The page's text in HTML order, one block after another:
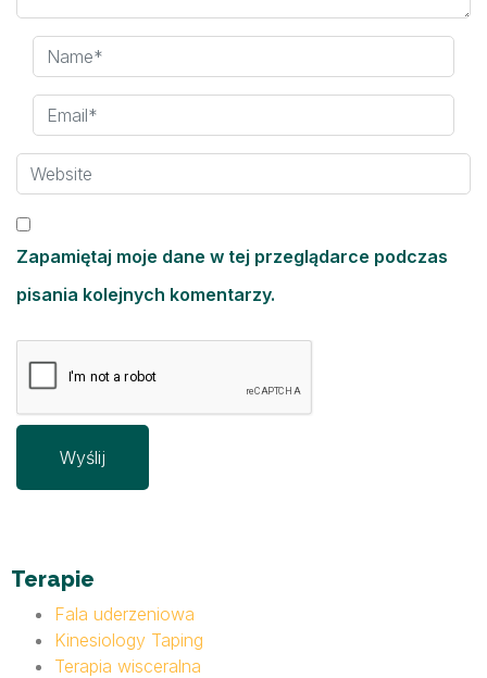
Zapamiętaj moje dane w tej przeglądarce podczas
pisania kolejnych komentarzy.
Terapie
Fala uderzeniowa
Kinesiology Taping
Terapia wisceralna